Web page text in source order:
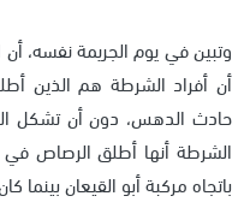
وتبين في يوم الجريمة نفسه،
أن أفراد الشرطة هم الذين
حادث الدهس، دون أن تشكل
الشرطة أنها أطلق الرصاص في
باتجاه مركبة أبو القيعان بينما